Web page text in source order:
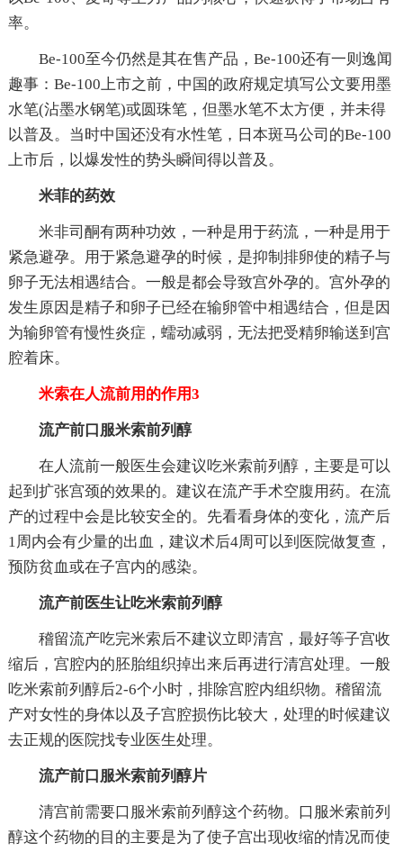
率。
Be-100至今仍然是其在售产品，Be-100还有一则逸闻
趣事：Be-100上市之前，中国的政府规定填写公文要用墨
水笔(沾墨水钢笔)或圆珠笔，但墨水笔不太方便，并未得
以普及。当时中国还没有水性笔，日本斑马公司的Be-100
上市后，以爆发性的势头瞬间得以普及。
米菲的药效
米非司酮有两种功效，一种是用于药流，一种是用于
紧急避孕。用于紧急避孕的时候，是抑制排卵使的精子与
卵子无法相遇结合。一般是都会导致宫外孕的。宫外孕的
发生原因是精子和卵子已经在输卵管中相遇结合，但是因
为输卵管有慢性炎症，蠕动减弱，无法把受精卵输送到宫
腔着床。
米索在人流前用的作用3
流产前口服米索前列醇
在人流前一般医生会建议吃米索前列醇，主要是可以
起到扩张宫颈的效果的。建议在流产手术空腹用药。在流
产的过程中会是比较安全的。先看看身体的变化，流产后
1周内会有少量的出血，建议术后4周可以到医院做复查，
预防贫血或在子宫内的感染。
流产前医生让吃米索前列醇
稽留流产吃完米索后不建议立即清宫，最好等子宫收
缩后，宫腔内的胚胎组织掉出来后再进行清宫处理。一般
吃米索前列醇后2-6个小时，排除宫腔内组织物。稽留流
产对女性的身体以及子宫腔损伤比较大，处理的时候建议
去正规的医院找专业医生处理。
流产前口服米索前列醇片
清宫前需要口服米索前列醇这个药物。口服米索前列
醇这个药物的目的主要是为了使子宫出现收缩的情况而使